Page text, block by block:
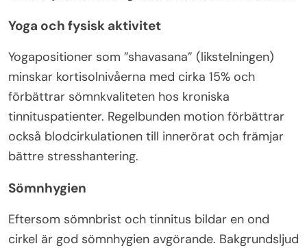
Yoga och fysisk aktivitet
Yogapositioner som ”shavasana” (likstelningen)
minskar kortisolnivåerna med cirka 15% och
förbättrar sömnkvaliteten hos kroniska
tinnituspatienter. Regelbunden motion förbättrar
också blodcirkulationen till innerörat och främjar
bättre stresshantering.
Sömnhygien
Eftersom sömnbrist och tinnitus bildar en ond
cirkel är god sömnhygien avgörande. Bakgrundsljud